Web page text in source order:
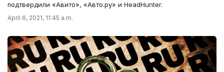
подтвердили «Авито», «Авто.ру» и HeadHunter.
April 6, 2021, 11:45 a.m.